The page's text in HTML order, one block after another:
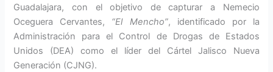
Guadalajara, con el objetivo de capturar a Nemecio
Oceguera Cervantes, “El Mencho”, identificado por la
Administración para el Control de Drogas de Estados
Unidos (DEA) como el líder del Cártel Jalisco Nueva
Generación (CJNG).